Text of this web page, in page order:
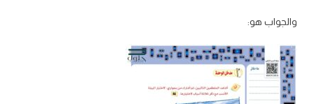
والجواب هو: